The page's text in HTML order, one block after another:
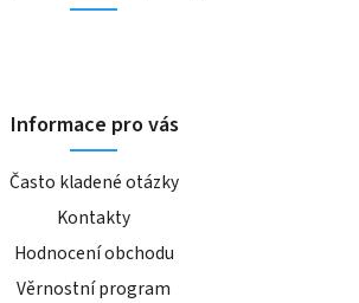
Informace pro vás
Často kladené otázky
Kontakty
Hodnocení obchodu
Věrnostní program